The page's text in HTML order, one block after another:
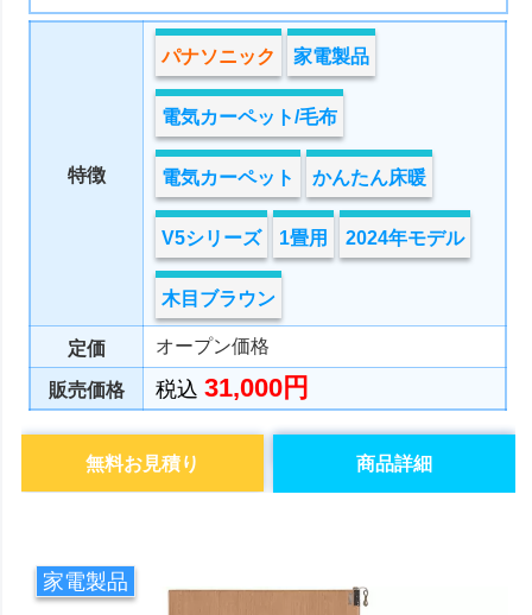
特徴
パナソニック 家電製品
電気カーペット/毛布
電気カーペット かんたん床暖
V5シリーズ 1畳用 2024年モデル
木目ブラウン
定価 オープン価格
販売価格 税込31,000円
商品詳細
無料お見積り
家電製品